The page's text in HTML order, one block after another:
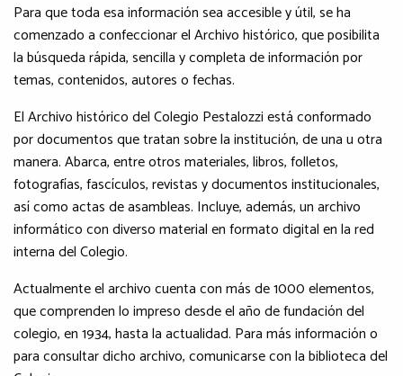
Para que toda esa información sea accesible y útil, se ha
comenzado a confeccionar el Archivo histórico, que posibilita
la búsqueda rápida, sencilla y completa de información por
temas, contenidos, autores o fechas.
El Archivo histórico del Colegio Pestalozzi está conformado
por documentos que tratan sobre la institución, de una u otra
manera. Abarca, entre otros materiales, libros, folletos,
fotografías, fascículos, revistas y documentos institucionales,
así como actas de asambleas. Incluye, además, un archivo
informático con diverso material en formato digital en la red
interna del Colegio.
Actualmente el archivo cuenta con más de 1000 elementos,
que comprenden lo impreso desde el año de fundación del
colegio, en 1934, hasta la actualidad. Para más información o
para consultar dicho archivo, comunicarse con la biblioteca del